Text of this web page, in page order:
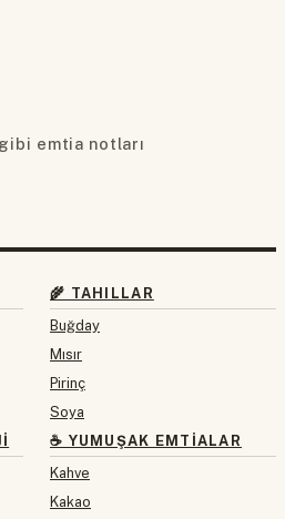
emtia notları
🌾 TAHILLAR
Buğday
Mısır
Pirinç
Soya
☕ YUMUŞAK EMTIALAR
Kahve
Kakao